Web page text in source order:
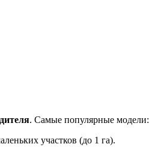
. Самые популярные модели:
участков (до 1 га).